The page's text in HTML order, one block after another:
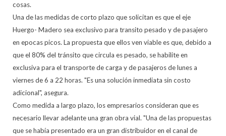
cosas.
Una de las medidas de corto plazo que solicitan es que el eje
Huergo- Madero sea exclusivo para transito pesado y de pasajero
en epocas picos. La propuesta que ellos ven viable es que, debido a
que el 80% del tránsito que circula es pesado, se habilite en
exclusiva para el transporte de carga y de pasajeros de lunes a
viernes de 6 a 22 horas. "Es una solución inmediata sin costo
adicional", asegura.
Como medida a largo plazo, los empresarios consideran que es
necesario llevar adelante una gran obra vial. "Una de las propuestas
que se había presentado era un gran distribuidor en el canal de